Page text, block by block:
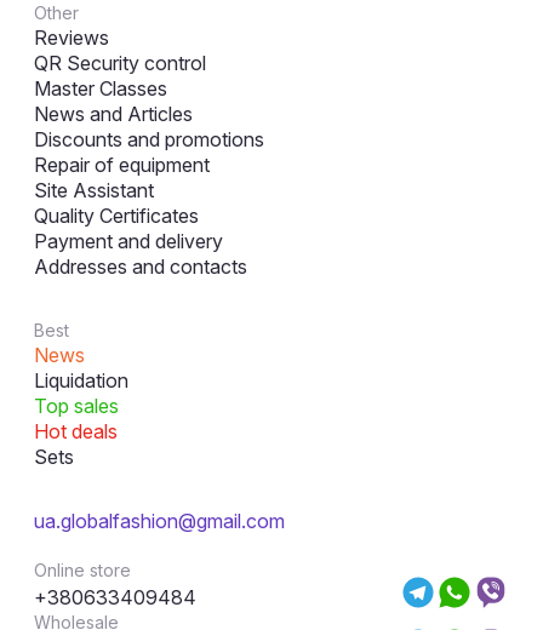
Other
Reviews
QR Security control
Master Classes
News and Articles
Discounts and promotions
Repair of equipment
Site Assistant
Quality Certificates
Payment and delivery
Addresses and contacts
Best
News
Liquidation
Top sales
Hot deals
Sets
ua.globalfashion@gmail.com
Online store
+380633409484
Wholesale